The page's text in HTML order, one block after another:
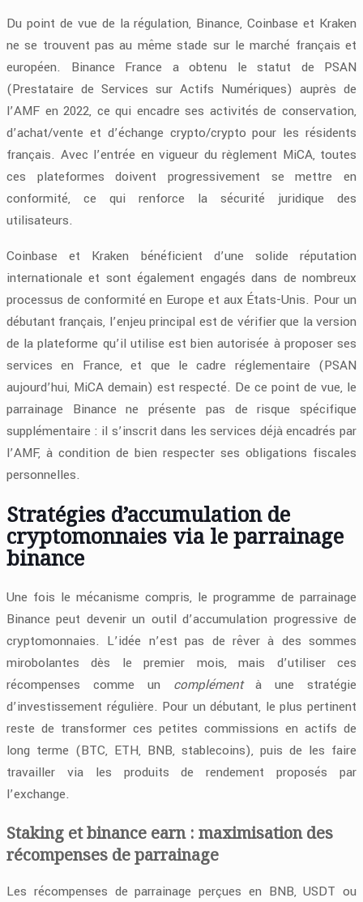
Du point de vue de la régulation, Binance, Coinbase et Kraken
ne se trouvent pas au même stade sur le marché français et
européen. Binance France a obtenu le statut de PSAN
(Prestataire de Services sur Actifs Numériques) auprès de
l’AMF en 2022, ce qui encadre ses activités de conservation,
d’achat/vente et d’échange crypto/crypto pour les résidents
français. Avec l’entrée en vigueur du règlement MiCA, toutes
ces plateformes doivent progressivement se mettre en
conformité, ce qui renforce la sécurité juridique des
utilisateurs.
Coinbase et Kraken bénéficient d’une solide réputation
internationale et sont également engagés dans de nombreux
processus de conformité en Europe et aux États-Unis. Pour un
débutant français, l’enjeu principal est de vérifier que la version
de la plateforme qu’il utilise est bien autorisée à proposer ses
services en France, et que le cadre réglementaire (PSAN
aujourd’hui, MiCA demain) est respecté. De ce point de vue, le
parrainage Binance ne présente pas de risque spécifique
supplémentaire : il s’inscrit dans les services déjà encadrés par
l’AMF, à condition de bien respecter ses obligations fiscales
personnelles.
Stratégies d’accumulation de
cryptomonnaies via le parrainage
binance
Une fois le mécanisme compris, le programme de parrainage
Binance peut devenir un outil d’accumulation progressive de
cryptomonnaies. L’idée n’est pas de rêver à des sommes
mirobolantes dès le premier mois, mais d’utiliser ces
récompenses comme un complémentà une stratégie
d’investissement régulière. Pour un débutant, le plus pertinent
reste de transformer ces petites commissions en actifs de
long terme (BTC, ETH, BNB, stablecoins), puis de les faire
travailler via les produits de rendement proposés par
l’exchange.
Staking et binance earn : maximisation des
récompenses de parrainage
Les récompenses de parrainage perçues en BNB, USDT ou